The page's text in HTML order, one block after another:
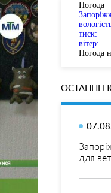
Погода
тиск:
вітер:
Погода
ОСТАННІ
для